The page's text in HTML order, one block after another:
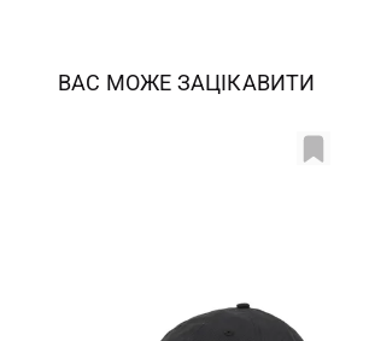
ВАС МОЖЕ ЗАЦІКАВИТИ